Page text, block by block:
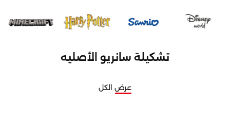
تشكيلة سانريو الأصليه
عرض الكل